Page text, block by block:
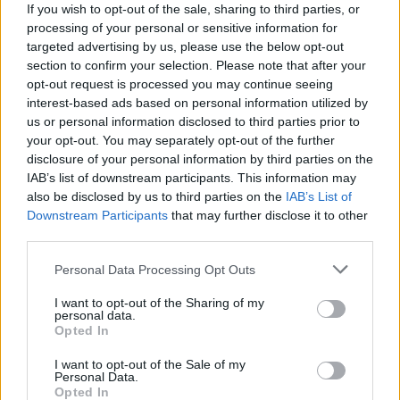
If you wish to opt-out of the sale, sharing to third parties, or
processing of your personal or sensitive information for
targeted advertising by us, please use the below opt-out
section to confirm your selection. Please note that after your
opt-out request is processed you may continue seeing
interest-based ads based on personal information utilized by
us or personal information disclosed to third parties prior to
your opt-out. You may separately opt-out of the further
disclosure of your personal information by third parties on the
IAB’s list of downstream participants. This information may
also be disclosed by us to third parties on the IAB’s List of
Downstream Participants that may further disclose it to other
Please note that this website/app uses one or more Google
not limited to your visit or usage behaviour. You may click to
grant or deny consent to Google and its third-party tags to
use your data for below specified purposes in below Google
consent section.
Personal Data Processing Opt Outs
I want to opt-out of the Sharing of my
personal data.
Opted In
I want to opt-out of the Sale of my
Personal Data.
Opted In
Elromlott a biztosítóberendezés a ceglédi vasútvonalon,
alapos késések alakultak ki a menetrendhez képest,
kimaradás is előfordult
Ön szerint hogy készül a hamisítatlan szolnoki habos isler?
Országos ellenőrzés indult a hazai akkumulátoripari
üzemekben
Az idei év leglassabb növekedését hozta a június a
kiskereskedelemben
Györfi Mihály több tucat vállalkozással egyeztetett a
kerékpárgyár dolgozóinak megsegítéséről
41 fok fölé forrósodott az ország, Szolnokon pedig egy másik
rekord is megdőlt
Egy telefonhívást akart, végül rendőrök vitték el a mezőtúri
A Tisza kormány minisztere újabb nagy változásokról döntött